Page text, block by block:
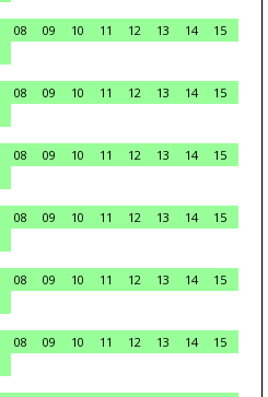
08 09 10 11 12 13 14
15
08 09 10 11 12 13 14
15
08 09 10 11 12 13 14
15
08 09 10 11 12 13 14
15
08 09 10 11 12 13 14
15
08 09 10 11 12 13 14
15